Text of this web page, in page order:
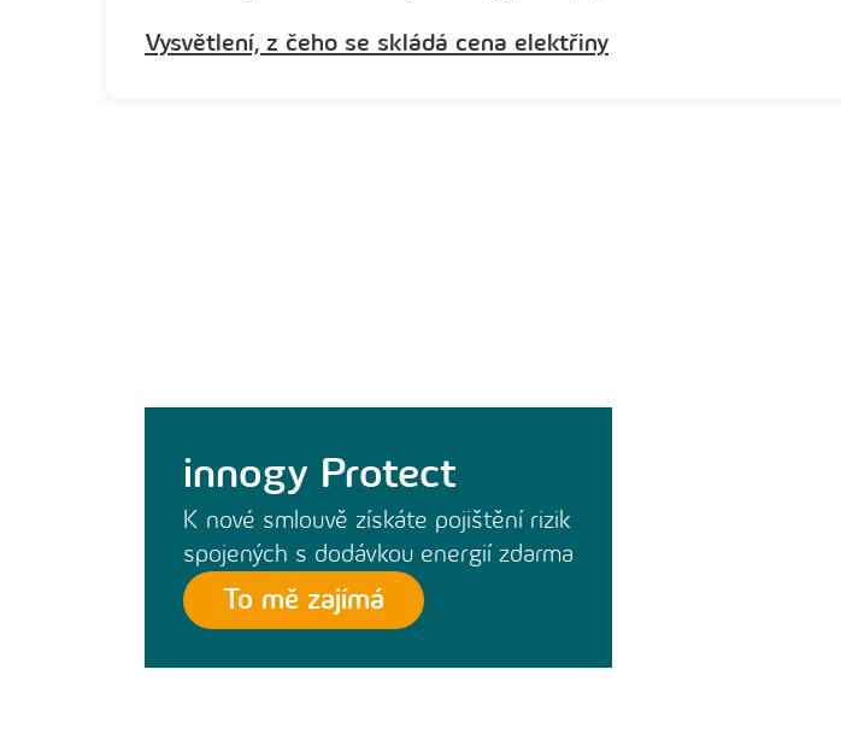
Vysvětlení, z čeho se skládá cena elektřiny
innogy Protect
K nové smlouvě získáte pojištění rizik
spojených s dodávkou energií zdarma
To mě zajímá